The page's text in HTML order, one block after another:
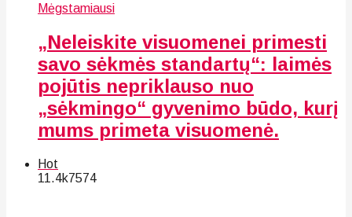
Mėgstamiausi
„Neleiskite visuomenei primesti
savo sėkmės standartų“: laimės
pojūtis nepriklauso nuo
„sėkmingo“ gyvenimo būdo, kurį
mums primeta visuomenė.
Hot
11.4k7574